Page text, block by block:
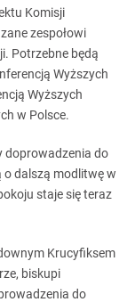
Komisji
zespołowi
Potrzebne będą
Wyższych
Wyższych
w Polsce.
doprowadzenia do
o dalszą modlitwę w
staje się teraz
Krucyfiksem
biskupi
do